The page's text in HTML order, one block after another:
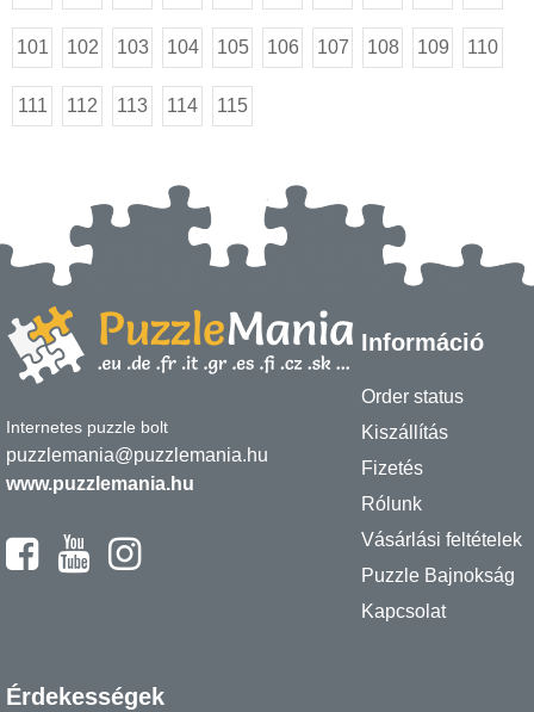
101 102 103 104 105 106 107 108 109 110
111 112 113 114 115
Internetes puzzle bolt
puzzlemania@puzzlemania.hu
www.puzzlemania.hu
Információ
Order status
Kiszállítás
Fizetés
Rólunk
Vásárlási feltételek
Puzzle Bajnokság
Kapcsolat
Érdekességek